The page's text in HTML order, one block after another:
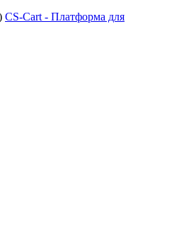
CS-Cart - Платформа для